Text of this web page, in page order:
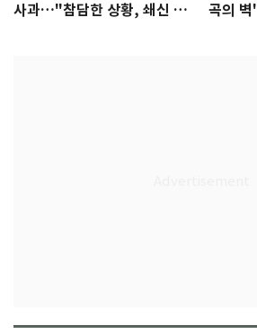
사과…"참담한 상황, 쇄신 약
곡의